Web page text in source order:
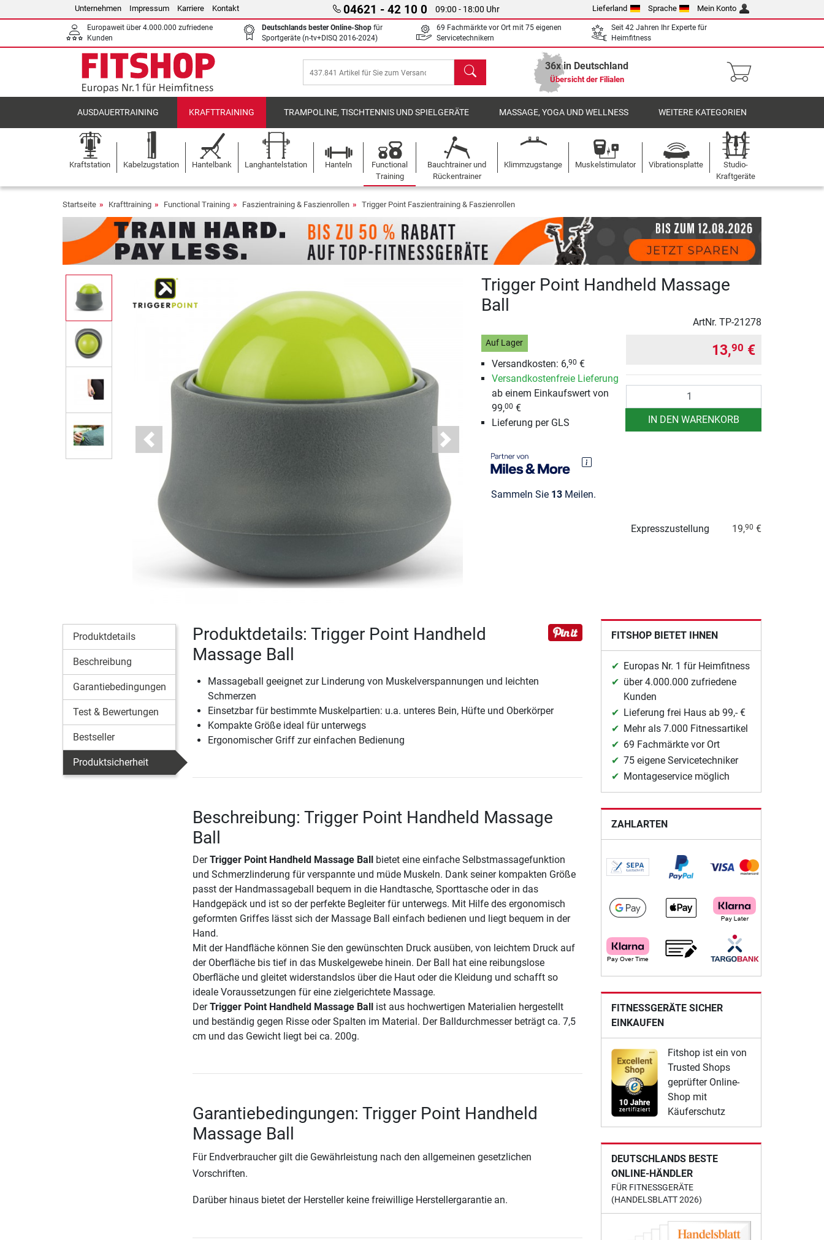
Unternehmen Impressum Karriere Kontakt 04621 - 42 10 0 09:00 - 18:00 Uhr Lieferland Sprache Mein Konto
Europaweit über 4.000.000 zufriedene
Kunden
Deutschlands bester Online-Shop für
Sportgeräte (n-tv+DISQ 2016-2024)
69 Fachmärkte vor Ort mit 75 eigenen
Servicetechnikern
Seit 42 Jahren Ihr Experte für
Heimfitness
Suchen 36x in Deutschland
Übersicht der Filialen
AUSDAUERTRAINING KRAFTTRAINING TRAMPOLINE, TISCHTENNIS UND SPIELGERÄTE MASSAGE, YOGA UND WELLNESS WEITERE KATEGORIEN
Kraftstation Kabelzugstation Hantelbank Langhantelstation Hanteln
Functional
Training
Bauchtrainer und
Rückentrainer
Klimmzugstange Muskelstimulator Vibrationsplatte
Studio-
Kraftgeräte
Startseite Krafttraining Functional Training Faszientraining & Faszienrollen Trigger Point Faszientraining & Faszienrollen
Previous Next
Trigger Point Handheld Massage
Ball
ArtNr. TP-21278
Auf Lager
Versandkosten: 6,90 €
Versandkostenfreie Lieferung
ab einem Einkaufswert von
99,00 €
Lieferung per GLS
Sammeln Sie 13Meilen.
13,90 €
IN DEN WARENKORB
Expresszustellung 19,90 €
Produktdetails
Beschreibung
Garantiebedingungen
Test & Bewertungen
Bestseller
Produktsicherheit
Produktdetails: Trigger Point Handheld
Massage Ball
Massageball geeignet zur Linderung von Muskelverspannungen und leichten
Schmerzen
Einsetzbar für bestimmte Muskelpartien: u.a. unteres Bein, Hüfte und Oberkörper
Kompakte Größe ideal für unterwegs
Ergonomischer Griff zur einfachen Bedienung
Beschreibung: Trigger Point Handheld Massage
Ball
DerTrigger Point Handheld Massage Ball
bietet eine einfache Selbstmassagefunktion
und Schmerzlinderung für verspannte und müde Muskeln. Dank seiner kompakten Größe
passt der Handmassageball bequem in die Handtasche, Sporttasche oder in das
Handgepäck und ist so der perfekte Begleiter für unterwegs. Mit Hilfe des ergonomisch
geformten Griffes lässt sich der Massage Ball einfach bedienen und liegt bequem in der
Hand.
Mit der Handfläche können Sie den gewünschten Druck ausüben, von leichtem Druck auf
der Oberfläche bis tief in das Muskelgewebe hinein. Der Ball hat eine reibungslose
Oberfläche und gleitet widerstandslos über die Haut oder die Kleidung und schafft so
ideale Voraussetzungen für eine zielgerichtete Massage.
DerTrigger Point Handheld Massage Ball
ist aus hochwertigen Materialien hergestellt
und beständig gegen Risse oder Spalten im Material. Der Balldurchmesser beträgt ca. 7,5
cm und das Gewicht liegt bei ca. 200g.
Garantiebedingungen: Trigger Point Handheld
Massage Ball
Für Endverbraucher gilt die Gewährleistung nach den allgemeinen gesetzlichen
Vorschriften.
Darüber hinaus bietet der Hersteller keine freiwillige Herstellergarantie an.
FITSHOP BIETET IHNEN
Europas Nr. 1 für Heimfitness
über 4.000.000 zufriedene
Kunden
Lieferung frei Haus ab 99,- €
Mehr als 7.000 Fitnessartikel
69 Fachmärkte vor Ort
75 eigene Servicetechniker
Montageservice möglich
ZAHLARTEN
FITNESSGERÄTE SICHER
EINKAUFEN
Fitshop ist ein von
Trusted Shops
geprüfter Online-
Shop mit
Käuferschutz
DEUTSCHLANDS BESTE
ONLINE-HÄNDLER
FÜR FITNESSGERÄTE
(HANDELSBLATT 2026)